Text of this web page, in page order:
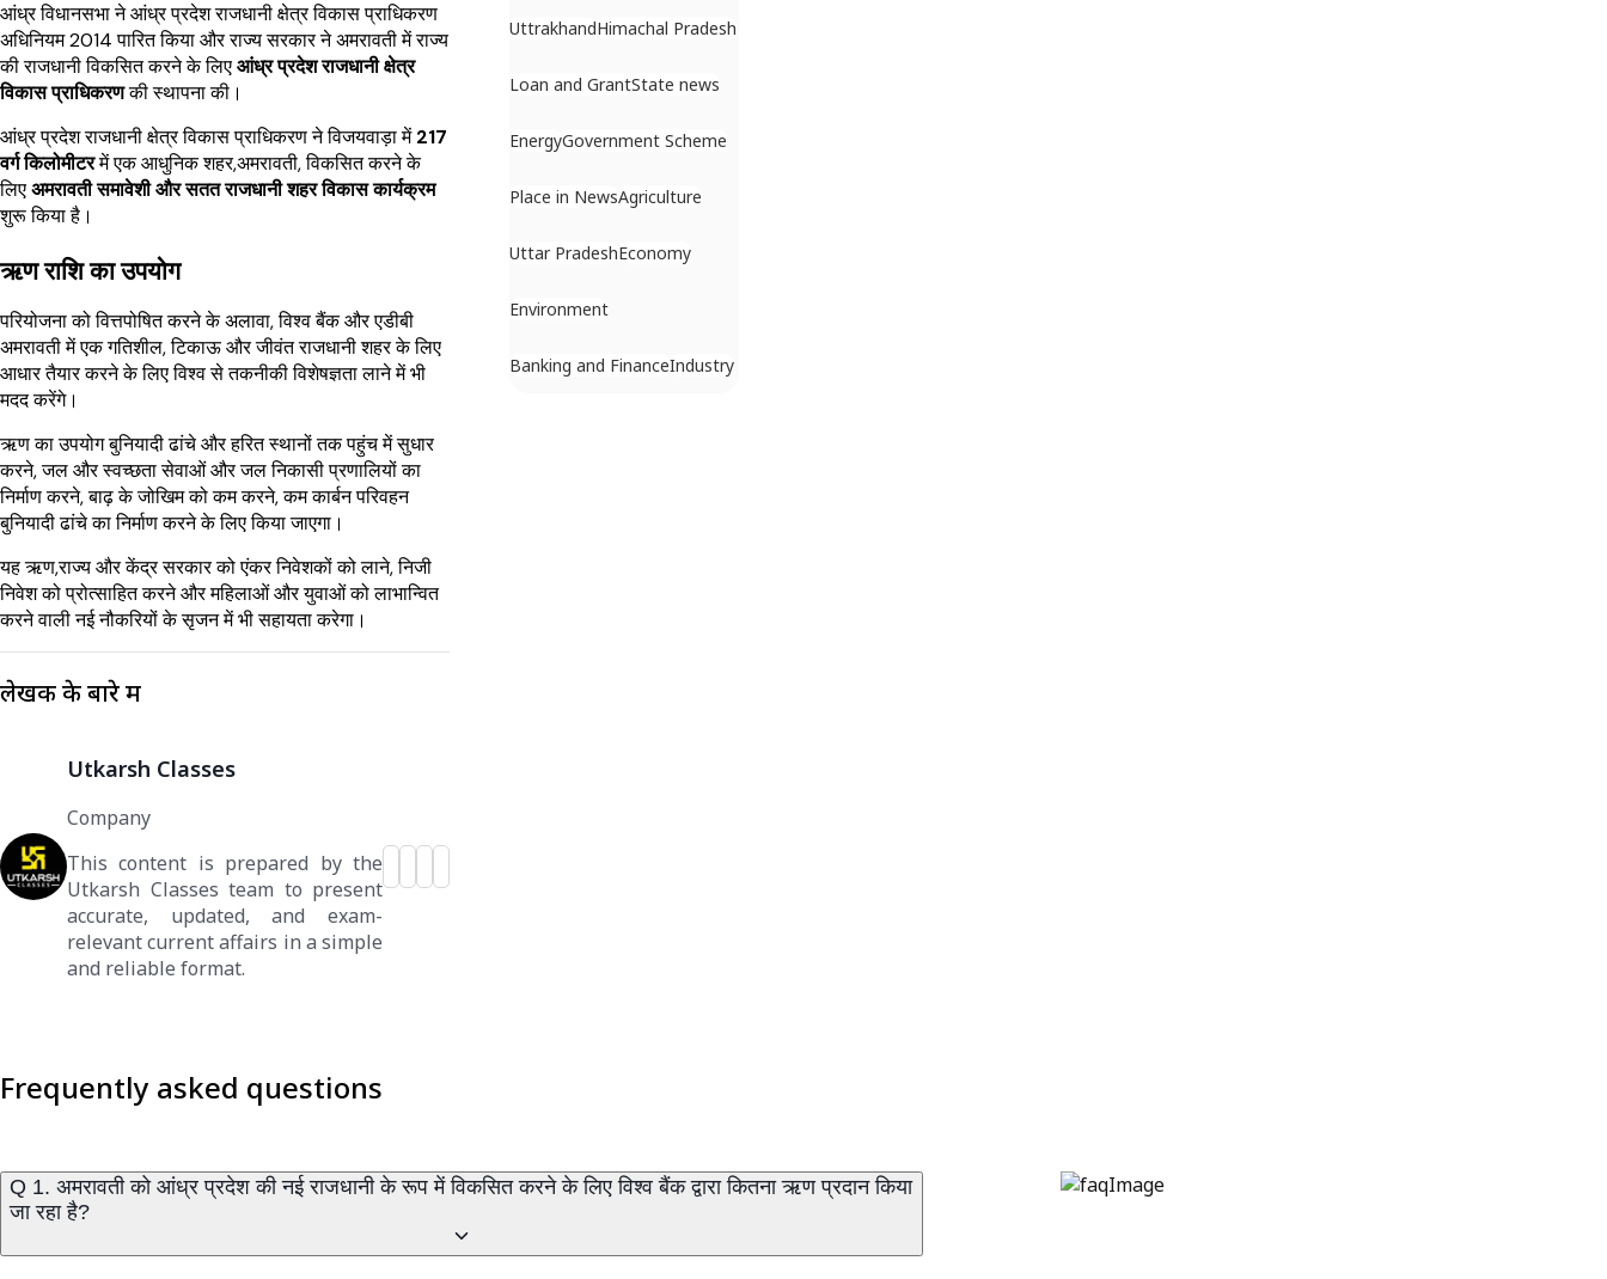
आंध्र विधानसभा ने आंध्र प्रदेश राजधानी क्षेत्र विकास प्राधिकरण
अधिनियम 2014 पारित किया और राज्य सरकार ने अमरावती में राज्य
की राजधानी विकसित करने के लिएआंध्र प्रदेश राजधानी क्षेत्र
विकास प्राधिकरणकी स्थापना की।
आंध्र प्रदेश राजधानी क्षेत्र विकास प्राधिकरण ने विजयवाड़ा में217
वर्ग किलोमीटरमें एक आधुनिक शहर,अमरावती, विकसित करने के
लिएअमरावती समावेशी और सतत राजधानी शहर विकास कार्यक्रम
शुरू किया है।
ऋण राशि का उपयोग
परियोजना को वित्तपोषित करने के अलावा, विश्व बैंक और एडीबी
अमरावती में एक गतिशील, टिकाऊ और जीवंत राजधानी शहर के लिए
आधार तैयार करने के लिए विश्व से तकनीकी विशेषज्ञता लाने में भी
मदद करेंगे।
ऋण का उपयोग बुनियादी ढांचे और हरित स्थानों तक पहुंच में सुधार
करने, जल और स्वच्छता सेवाओं और जल निकासी प्रणालियों का
निर्माण करने, बाढ़ के जोखिम को कम करने, कम कार्बन परिवहन
बुनियादी ढांचे का निर्माण करने के लिए किया जाएगा।
यह ऋण,राज्य और केंद्र सरकार को एंकर निवेशकों को लाने, निजी
निवेश को प्रोत्साहित करने और महिलाओं और युवाओं को लाभान्वित
करने वाली नई नौकरियों के सृजन में भी सहायता करेगा।
लेखक के बारे में
Utkarsh Classes
Company
This content is prepared by the
Utkarsh Classes team to present
accurate, updated, and exam-
relevant current affairs in a simple
and reliable format.
UttrakhandHimachal Pradesh
Loan and GrantState news
EnergyGovernment Scheme
Place in NewsAgriculture
Uttar PradeshEconomy
Environment
Banking and FinanceIndustry
Frequently asked questions
Q 1. अमरावती को आंध्र प्रदेश की नई राजधानी के रूप में विकसित करने के लिए विश्व बैंक द्वारा कितना ऋण प्रदान किया
जा रहा है?